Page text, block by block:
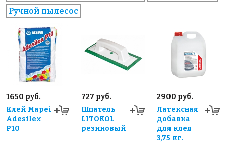
Ручной пылесос
1650 руб.
Клей Mapei
Adesilex
P10
727 руб.
Шпатель
LITOKOL
резиновый
2900 руб.
Латексная
добавка
для клея
3,75 кг.